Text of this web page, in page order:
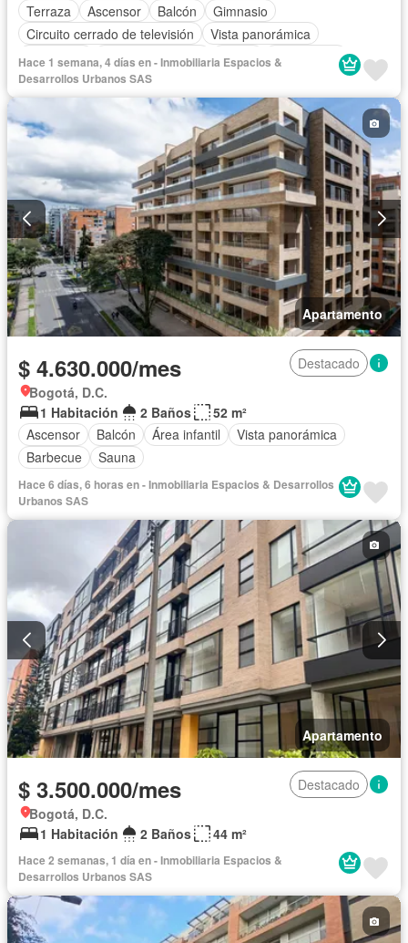
Terraza
Ascensor Balcón
Gimnasio
Circuito cerrado de televisión
Vista panorámica
Chimenea
Cocina amoblada Closet Gas natural
Hace 1 semana, 4 días en - Inmobiliaria Espacios &
Desarrollos Urbanos SAS
Apartamento
$ 4.630.000/mes
Destacado
Bogotá, D.C.
1 Habitación
2 Baños
52 m²
Ascensor
Balcón Área infantil
Vista panorámica
Barbecue
Sauna
Hace 6 días, 6 horas en - Inmobiliaria Espacios & Desarrollos
Urbanos SAS
Apartamento
$ 3.500.000/mes
Destacado
Bogotá, D.C.
1 Habitación
2 Baños 44 m²
Hace 2 semanas, 1 día en - Inmobiliaria Espacios &
Desarrollos Urbanos SAS